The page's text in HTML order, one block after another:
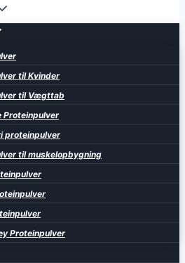
til Kvinder
til Vægttab
Proteinpulver
proteinpulver
til muskelopbygning
Proteinpulver